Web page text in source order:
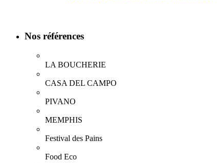
Nos références
LA BOUCHERIE
CASA DEL CAMPO
PIVANO
MEMPHIS
Festival des Pains
Food Eco